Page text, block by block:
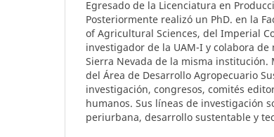
Egresado de la Licenciatura en
Posteriormente realizó un PhD. en la
of Agricultural Sciences, del Imperial
investigador de la UAM-I y colabora
Sierra Nevada de la misma institución.
del Área de Desarrollo Agropecuario
investigación, congresos, comités
humanos. Sus líneas de investigación
periurbana, desarrollo sustentable y